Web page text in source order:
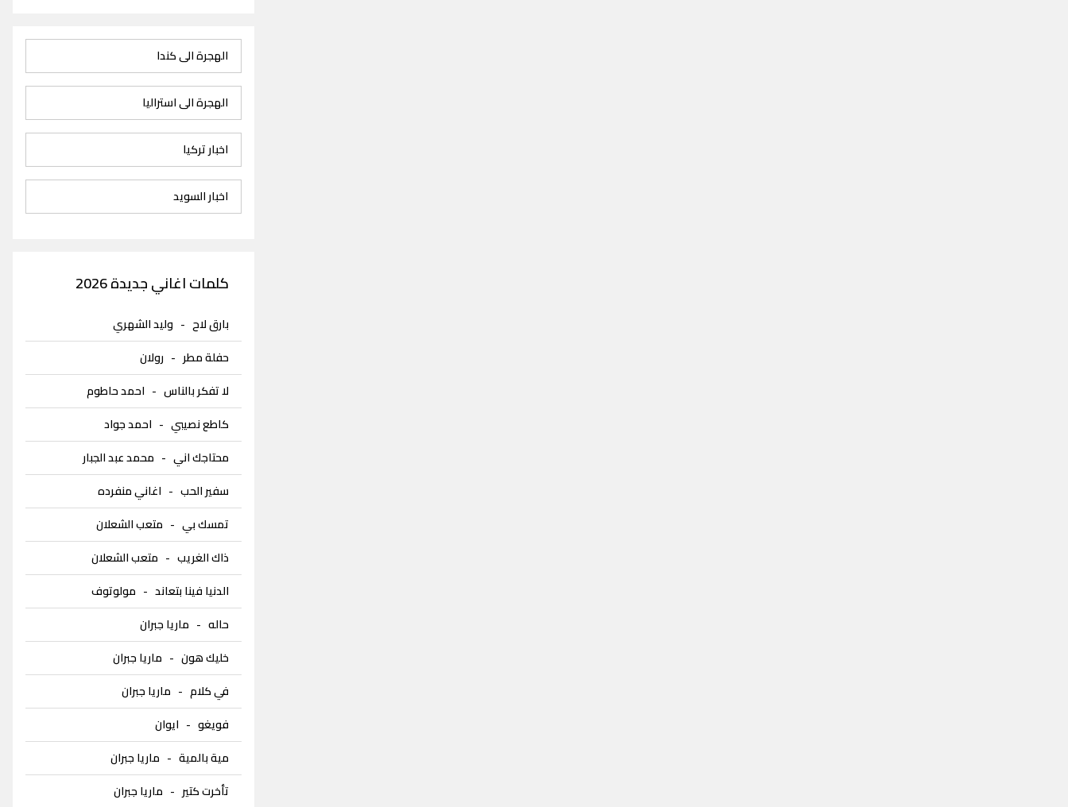
الهجرة الى كندا
الهجرة الى استراليا
اخبار تركيا
اخبار السويد
كلمات اغاني جديدة 2026
بارق لاح- وليد الشهري
حفلة مطر - رولان
لا تفكر بالناس- احمد حاطوم
كاطع نصيبي- احمد جواد
محتاجك اني- محمد عبد الجبار
سفير الحب- اغاني منفرده
تمسك بي- متعب الشعلان
ذاك الغريب- متعب الشعلان
الدنيا فينا بتعاند- مولوتوف
حاله- ماريا جبران
خليك هون- ماريا جبران
في كلام- ماريا جبران
فويغو- ايوان
مية بالمية- ماريا جبران
تأخرت كتير - ماريا جبران